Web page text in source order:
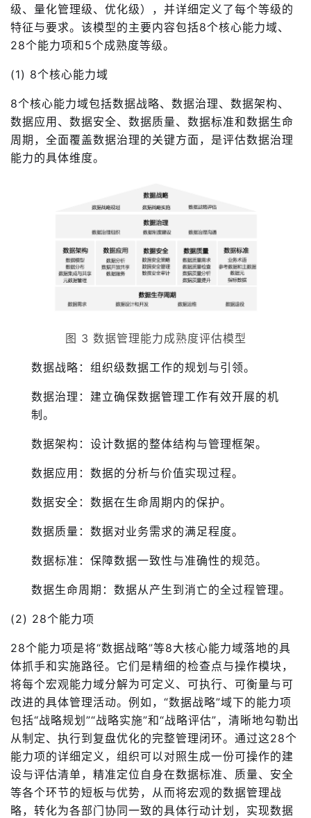
级、量化管理级、优化级），并详细定义了每个等级的
特征与要求。该模型的主要内容包括8个核心能力域、
28个能力项和5个成熟度等级。
(1) 8个核心能力域
8个核心能力域包括数据战略、数据治理、数据架构、
数据应用、数据安全、数据质量、数据标准和数据生命
周期，全面覆盖数据治理的关键方面，是评估数据治理
能力的具体维度。
图 3 数据管理能力成熟度评估模型
数据战略：组织级数据工作的规划与引领。
数据治理：建立确保数据管理工作有效开展的机
制。
数据架构：设计数据的整体结构与管理框架。
数据应用：数据的分析与价值实现过程。
数据安全：数据在生命周期内的保护。
数据质量：数据对业务需求的满足程度。
数据标准：保障数据一致性与准确性的规范。
数据生命周期：数据从产生到消亡的全过程管理。
(2) 28个能力项
28个能力项是将“数据战略”等8大核心能力域落地的具
体抓手和实施路径。它们是精细的检查点与操作模块，
将每个宏观能力域分解为可定义、可执行、可衡量与可
改进的具体管理活动。例如，“数据战略”域下的能力项
包括“战略规划”“战略实施”和“战略评估”，清晰地勾勒出
从制定、执行到复盘优化的完整管理闭环。通过这28个
能力项的详细定义，组织可以对照生成一份可操作的建
设与评估清单，精准定位自身在数据标准、质量、安全
等各个环节的短板与优势，从而将宏观的数据管理战
略，转化为各部门协同一致的具体行动计划，实现数据